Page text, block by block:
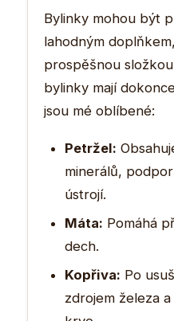
Bylinky mohou být
lahodným
prospěšnou
bylinky mají
jsou mé oblíbené:
Petržel:
minerálů,
ústrojí.
Máta: Pomáhá
dech.
Kopřiva: Po
zdrojem železa